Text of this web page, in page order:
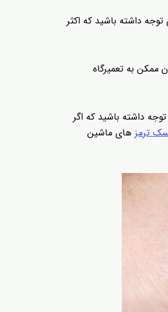
داشته باشید که اکثر
ممکن به تعمیرگاه
داشته باشید که اگر
ترمز های ماشین